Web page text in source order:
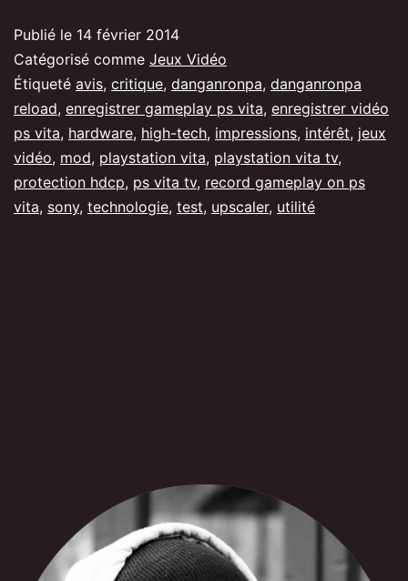
Vita
TV,
quel
intérêt,
quelle
utilité
?
Publié le 14 février 2014
Catégorisé comme Jeux Vidéo
Étiqueté avis, critique, danganronpa, danganronpa
reload, enregistrer gameplay ps vita, enregistrer vidéo
ps vita, hardware, high-tech, impressions, intérêt, jeux
vidéo, mod, playstation vita, playstation vita tv,
protection hdcp, ps vita tv, record gameplay on ps
vita, sony, technologie, test, upscaler, utilité